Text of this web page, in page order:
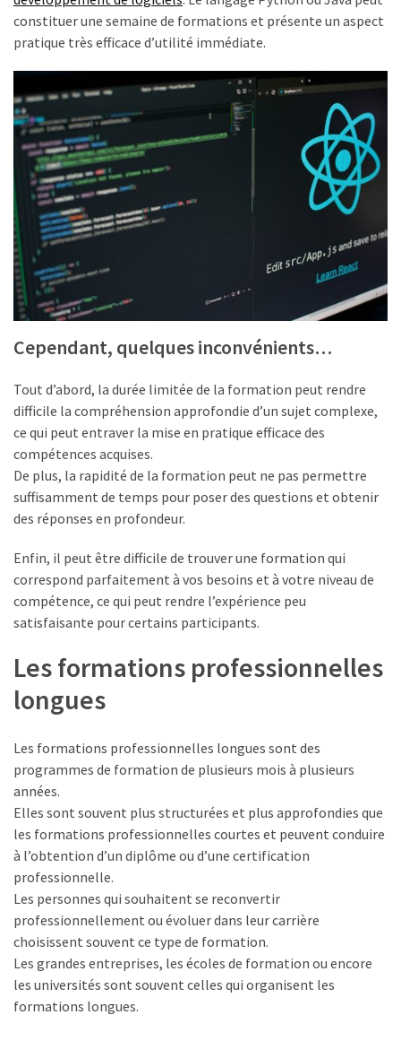
pour
2027
MOST
USED
CATEGORIES
News
(1 096)
Agenda
(159)
Interviews
RH
(93)
Droit
formation
Offre
de
formation
(28)
constituer une semaine de formations et présente un aspect
pratique très efficace d’utilité immédiate.
Cependant, quelques inconvénients…
Tout d’abord, la durée limitée de la formation peut rendre
difficile la compréhension approfondie d’un sujet complexe,
ce qui peut entraver la mise en pratique efficace des
compétences acquises.
De plus, la rapidité de la formation peut ne pas permettre
suffisamment de temps pour poser des questions et obtenir
des réponses en profondeur.
Enfin, il peut être difficile de trouver une formation qui
correspond parfaitement à vos besoins et à votre niveau de
compétence, ce qui peut rendre l’expérience peu
satisfaisante pour certains participants.
Les formations professionnelles
longues
Les formations professionnelles longues sont des
programmes de formation de plusieurs mois à plusieurs
années.
Elles sont souvent plus structurées et plus approfondies que
les formations professionnelles courtes et peuvent conduire
à l’obtention d’un diplôme ou d’une certification
professionnelle.
Les personnes qui souhaitent se reconvertir
professionnellement ou évoluer dans leur carrière
choisissent souvent ce type de formation.
Les grandes entreprises, les écoles de formation ou encore
les universités sont souvent celles qui organisent les
formations longues.